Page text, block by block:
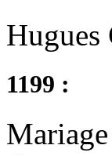
Hugues
1199 :